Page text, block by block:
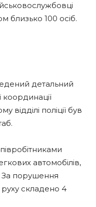
близько 100 осіб.
детальний
поліції був
автомобілів,
За порушення
складено 4